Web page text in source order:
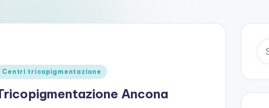
Centri tricopigmentazione
Ancona